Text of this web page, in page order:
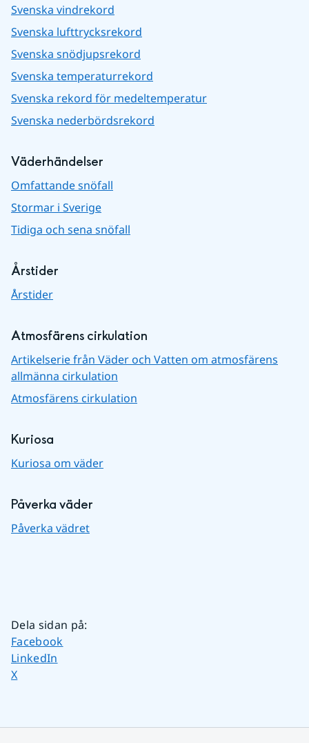
Svenska vindrekord
Svenska lufttrycksrekord
Svenska snödjupsrekord
Svenska temperaturrekord
Svenska rekord för medeltemperatur
Svenska nederbördsrekord
Väderhändelser
Omfattande snöfall
Stormar i Sverige
Tidiga och sena snöfall
Årstider
Årstider
Atmosfärens cirkulation
Artikelserie från Väder och Vatten om atmosfärens
allmänna cirkulation
Atmosfärens cirkulation
Kuriosa
Kuriosa om väder
Påverka väder
Påverka vädret
Dela sidan på:
Dela sidan på
Facebook
Dela sidan på
LinkedIn
Dela sidan på
X